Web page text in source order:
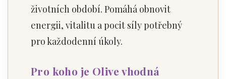
životních období. Pomáhá obnovit
energii, vitalitu a pocit síly potřebný
pro každodenní úkoly.
Pro koho je Olive vhodná